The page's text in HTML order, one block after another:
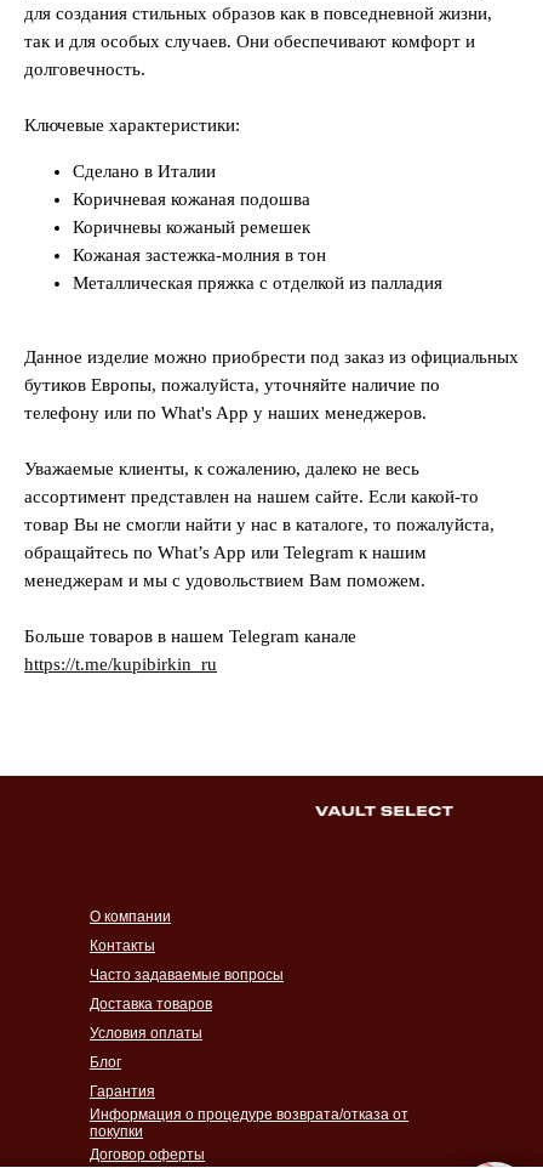
для создания стильных образов как в повседневной жизни,
так и для особых случаев. Они обеспечивают комфорт и
долговечность.
Ключевые характеристики:
Сделано в Италии
Коричневая кожаная подошва
Коричневы кожаный ремешек
Кожаная застежка-молния в тон
Металлическая пряжка с отделкой из палладия
Данное изделие можно приобрести под заказ из официальных
бутиков Европы, пожалуйста, уточняйте наличие по
телефону или по What's App у наших менеджеров.
Уважаемые клиенты, к сожалению, далеко не весь
ассортимент представлен на нашем сайте. Если какой-то
товар Вы не смогли найти у нас в каталоге, то пожалуйста,
обращайтесь по What’s App или Telegram к нашим
менеджерам и мы с удовольствием Вам поможем.
Больше товаров в нашем Telegram канале
https://t.me/kupibirkin_ru
Контакты
Часто задаваемые вопросы
Доставка товаров
Условия оплаты
Гарантия
Блог
Договор оферты
Информация о процедуре возврата/отказа от
покупки
О компании